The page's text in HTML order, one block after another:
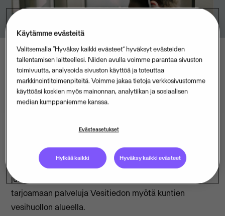
Suomen Vesitiedon modernit SaaS-ohjelmistot ja
palvelut laajentavat ja vahvistavat Visman asemaa
julkishallinnon segmentissä. Jatkossa Visma pystyy
tarjoamaan palveluja Vesitiedon myötä kuntien
vesihuollon alueella.
Käytämme evästeitä
Valitsemalla “Hyväksy kaikki evästeet” hyväksyt evästeiden
tallentamisen laitteellesi. Niiden avulla voimme parantaa sivuston
toimivuutta, analysoida sivuston käyttöä ja toteuttaa
markkinointitoimenpiteitä. Voimme jakaa tietoja verkkosivustomme
käyttöäsi koskien myös mainonnan, analytiikan ja sosiaalisen
median kumppaniemme kanssa.
Evästeasetukset
Hylkää kaikki Hyväksy kaikki evästeet